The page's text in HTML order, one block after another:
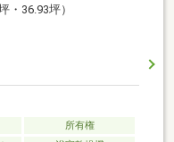
・36.93坪）
所有権